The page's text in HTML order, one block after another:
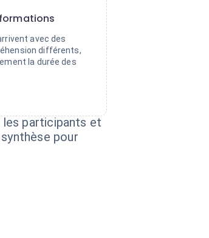
avec des
différents,
la durée des
participants et
pour